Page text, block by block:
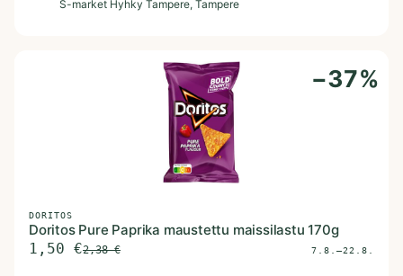
S-market Hyhky Tampere, Tampere
−37%
DORITOS
Doritos Pure Paprika maustettu maissilastu 170g
1,50 €2,38€ 7.8.–22.8.